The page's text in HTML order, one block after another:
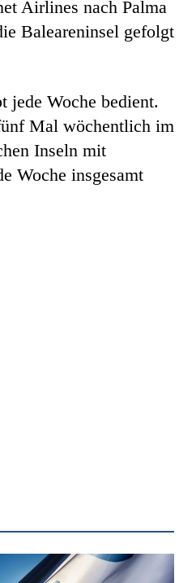
Airlines nach Palma
Baleareninsel gefolgt
jede Woche bedient.
Mal wöchentlich im
Inseln mit
Woche insgesamt